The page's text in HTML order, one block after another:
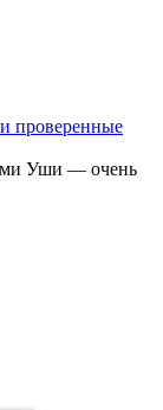
проверенные
Уши — очень